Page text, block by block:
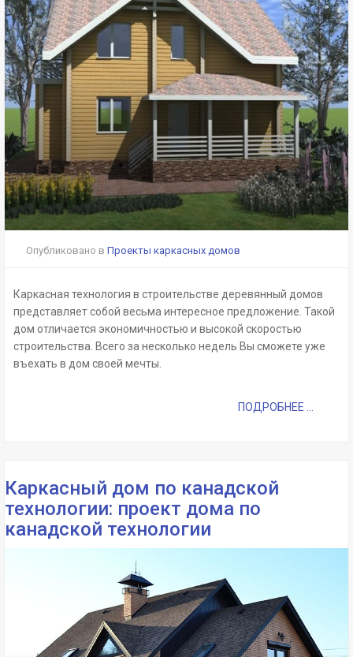
Опубликовано в Проекты каркасных домов
Каркасная технология в строительстве деревянный домов
представляет собой весьма интересное предложение. Такой
дом отличается экономичностью и высокой скоростью
строительства. Всего за несколько недель Вы сможете уже
въехать в дом своей мечты.
ПОДРОБНЕЕ ...
Каркасный дом по канадской
технологии: проект дома по
канадской технологии